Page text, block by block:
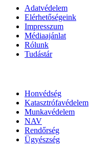
Adatvédelem
Elérhetőségeink
Impresszum
Médiaajánlat
Rólunk
Tudástár
Honvédség
Katasztrófavédelem
Munkavédelem
NAV
Rendőrség
Ügyészség